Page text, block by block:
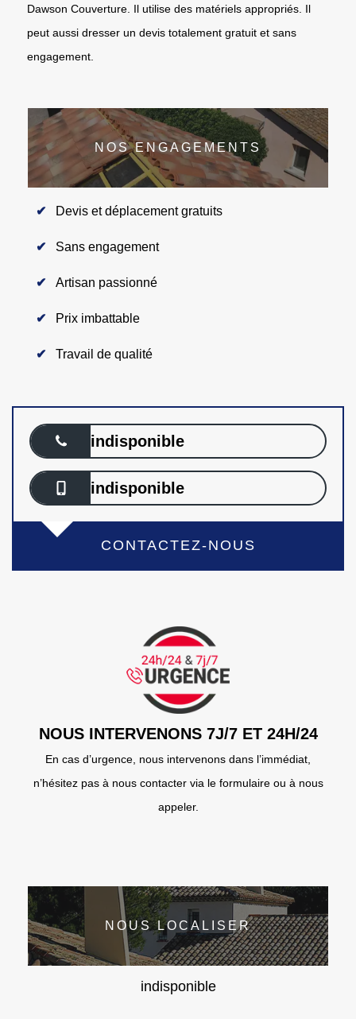
Dawson Couverture. Il utilise des matériels appropriés. Il
peut aussi dresser un devis totalement gratuit et sans
engagement.
NOS ENGAGEMENTS
Devis et déplacement gratuits
Sans engagement
Artisan passionné
Prix imbattable
Travail de qualité
indisponible
indisponible
CONTACTEZ-NOUS
NOUS INTERVENONS 7J/7 ET 24H/24
En cas d’urgence, nous intervenons dans l’immédiat,
n’hésitez pas à nous contacter via le formulaire ou à nous
appeler.
NOUS LOCALISER
indisponible